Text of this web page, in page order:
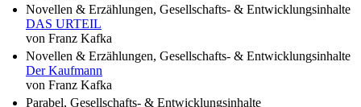
Novellen & Erzählungen, Gesellschafts- & Entwicklungsinhalte
DAS URTEIL
von Franz Kafka
Novellen & Erzählungen, Gesellschafts- & Entwicklungsinhalte
Der Kaufmann
von Franz Kafka
Parabel, Gesellschafts- & Entwicklungsinhalte